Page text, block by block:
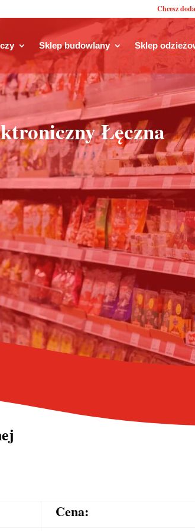
Chcesz
Sklep budowlany Sklep
Łęczna
Cena: